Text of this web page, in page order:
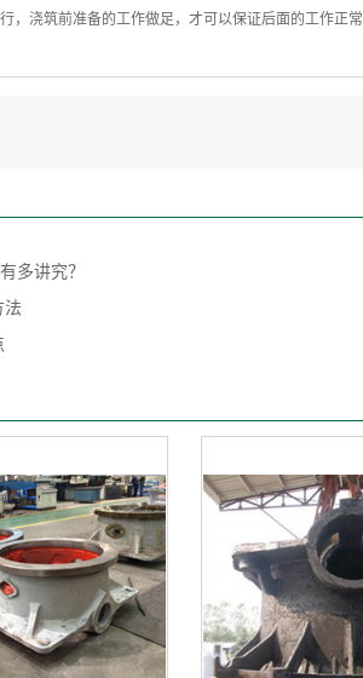
浇筑前准备的工作做足，才可以保证后面的工作正常
多讲究？
法